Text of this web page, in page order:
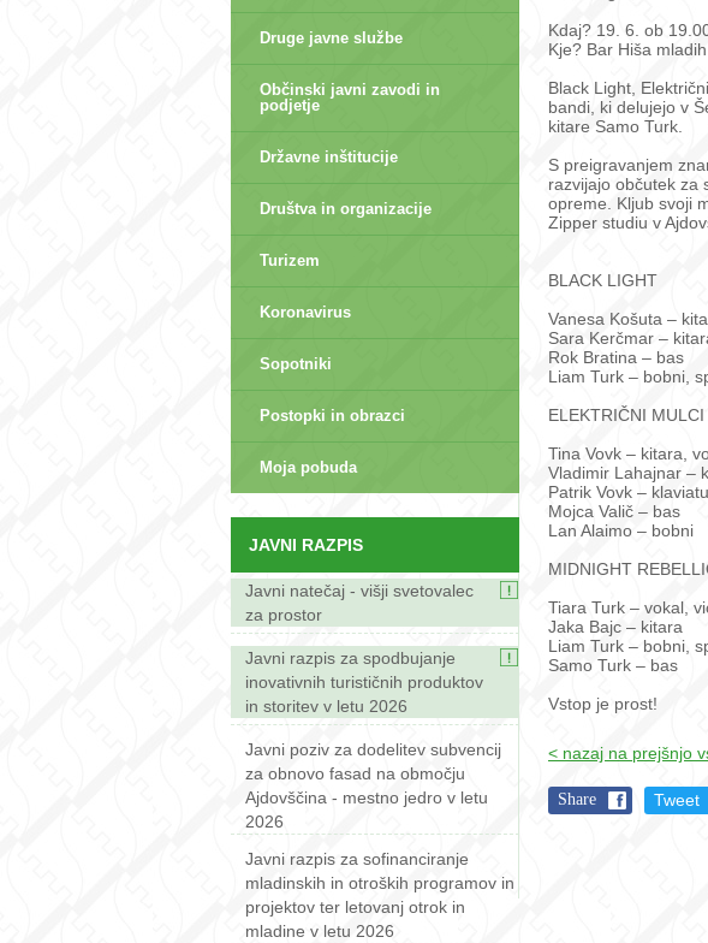
Druge javne službe
Občinski javni zavodi in
podjetje
Državne inštitucije
Društva in organizacije
Turizem
Koronavirus
Sopotniki
Postopki in obrazci
Moja pobuda
JAVNI RAZPIS
Javni natečaj - višji svetovalec
za prostor
Javni razpis za spodbujanje
inovativnih turističnih produktov
in storitev v letu 2026
Javni poziv za dodelitev subvencij
za obnovo fasad na območju
Ajdovščina - mestno jedro v letu
2026
Javni razpis za sofinanciranje
mladinskih in otroških programov in
projektov ter letovanj otrok in
mladine v letu 2026
Kdaj? 19. 6. ob
Kje? Bar Hiša
Black Light,
bandi, ki delujejo v
kitare Samo Turk.
S preigravanjem
razvijajo občutek za
opreme. Kljub svoji
Zipper studiu v
BLACK LIGHT
Vanesa Košuta –
Sara Kerčmar –
Rok Bratina – bas
Liam Turk – bobni,
ELEKTRIČNI MULCI
Tina Vovk – kitara,
Vladimir Lahajnar –
Patrik Vovk –
Mojca Valič – bas
Lan Alaimo – bobni
MIDNIGHT
Tiara Turk – vokal,
Jaka Bajc – kitara
Liam Turk – bobni,
Samo Turk – bas
Vstop je prost!
< nazaj na prejšnjo
Share Tweet